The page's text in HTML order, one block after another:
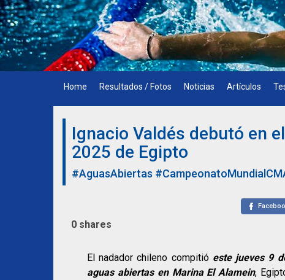
Skip
to
content
Home Resultados / Fotos Noticias Artículos
Ignacio Valdés debutó en
2025 de Egipto
#AguasAbiertas
0 shares
El nadador chileno compitió este jueves 9
aguas abiertas en Marina El Alamein,